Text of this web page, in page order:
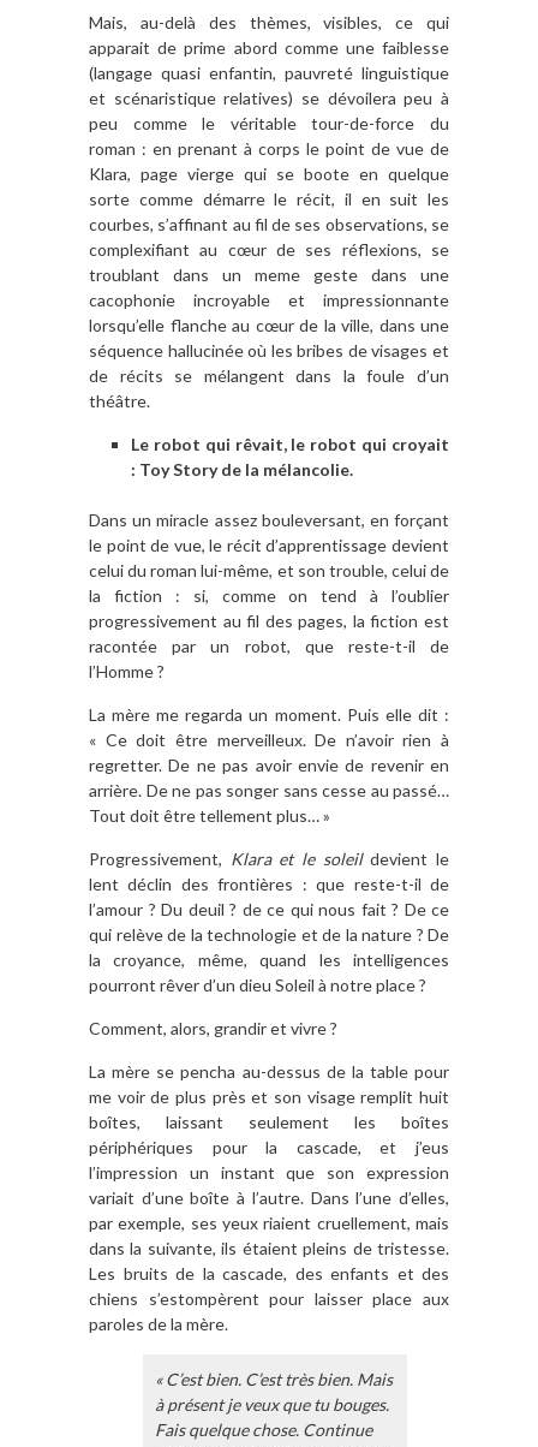
Mais, au-delà des thèmes, visibles, ce qui
apparait de prime abord comme une faiblesse
(langage quasi enfantin, pauvreté linguistique
et scénaristique relatives) se dévoilera peu à
peu comme le véritable tour-de-force du
roman : en prenant à corps le point de vue de
Klara, page vierge qui se boote en quelque
sorte comme démarre le récit, il en suit les
courbes, s’affinant au fil de ses observations, se
complexifiant au cœur de ses réflexions, se
troublant dans un meme geste dans une
cacophonie incroyable et impressionnante
lorsqu’elle flanche au cœur de la ville, dans une
séquence hallucinée où les bribes de visages et
de récits se mélangent dans la foule d’un
théâtre.
Le robot qui rêvait, le robot qui croyait
: Toy Story de la mélancolie.
Dans un miracle assez bouleversant, en forçant
le point de vue, le récit d’apprentissage devient
celui du roman lui-même, et son trouble, celui de
la fiction : si, comme on tend à l’oublier
progressivement au fil des pages, la fiction est
racontée par un robot, que reste-t-il de
l’Homme ?
La mère me regarda un moment. Puis elle dit :
« Ce doit être merveilleux. De n’avoir rien à
regretter. De ne pas avoir envie de revenir en
arrière. De ne pas songer sans cesse au passé…
Tout doit être tellement plus… »
Progressivement, Klara et le soleildevient le
lent déclin des frontières : que reste-t-il de
l’amour ? Du deuil ? de ce qui nous fait ? De ce
qui relève de la technologie et de la nature ? De
la croyance, même, quand les intelligences
pourront rêver d’un dieu Soleil à notre place ?
Comment, alors, grandir et vivre ?
La mère se pencha au-dessus de la table pour
me voir de plus près et son visage remplit huit
boîtes, laissant seulement les boîtes
périphériques pour la cascade, et j’eus
l’impression un instant que son expression
variait d’une boîte à l’autre. Dans l’une d’elles,
par exemple, ses yeux riaient cruellement, mais
dans la suivante, ils étaient pleins de tristesse.
Les bruits de la cascade, des enfants et des
chiens s’estompèrent pour laisser place aux
paroles de la mère.
« C’est bien. C’est très bien. Mais
à présent je veux que tu bouges.
Fais quelque chose. Continue